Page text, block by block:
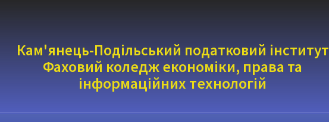
Кам'янець-Подільський податковий інститут
Фаховий коледж економіки, права та
інформаційних технологій